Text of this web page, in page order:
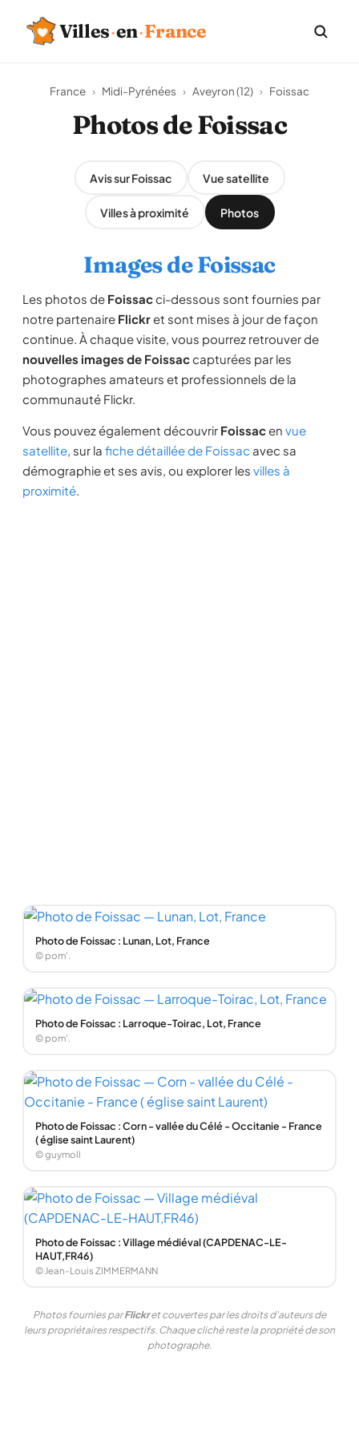
Villes·en·France
France › Midi-Pyrénées › Aveyron (12) › Foissac
Photos de Foissac
Avis sur Foissac Vue satellite
Villes à proximité Photos
Images de Foissac
Les photos de Foissacci-dessous sont fournies par
notre partenaire Flickret sont mises à jour de façon
continue. À chaque visite, vous pourrez retrouver de
nouvelles images de Foissaccapturées par les
photographes amateurs et professionnels de la
communauté Flickr.
Vous pouvez également découvrir Foissacen vue
satellite, sur la fiche détaillée de Foissac avec sa
démographie et ses avis, ou explorer les villes à
proximité.
Photo de Foissac : Lunan, Lot, France
© pom'.
Photo de Foissac : Larroque-Toirac, Lot, France
© pom'.
Photo de Foissac : Corn - vallée du Célé - Occitanie - France
( église saint Laurent)
© guymoll
Photo de Foissac : Village médiéval (CAPDENAC-LE-
HAUT,FR46)
© Jean-Louis ZIMMERMANN
Photos fournies parFlickret couvertes par les droits d'auteurs de
leurs propriétaires respectifs. Chaque cliché reste la propriété de son
photographe.